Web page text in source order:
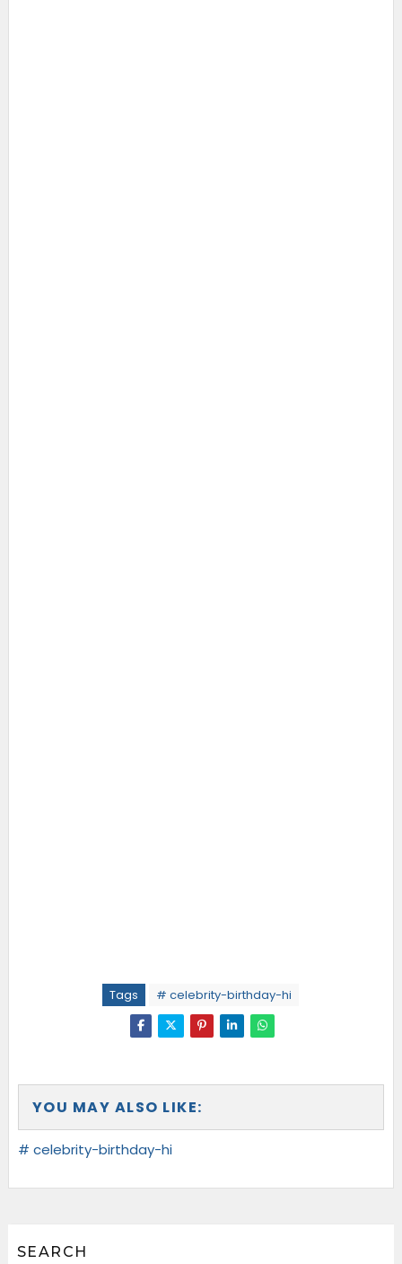
Tags # celebrity-birthday-hi
YOU MAY ALSO LIKE:
# celebrity-birthday-hi
SEARCH